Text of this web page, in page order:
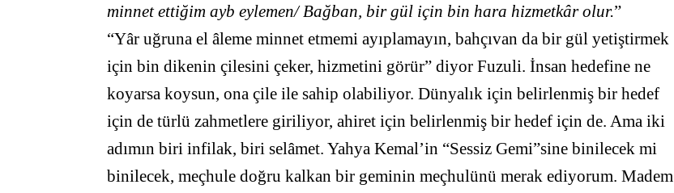
minnet ettiğim ayb eylemen/ Bağban, bir gül için bin hara hizmetkâr olur.”
“Yâr uğruna el âleme minnet etmemi ayıplamayın, bahçıvan da bir gül yetiştirmek
için bin dikenin çilesini çeker, hizmetini görür” diyor Fuzuli. İnsan hedefine ne
koyarsa koysun, ona çile ile sahip olabiliyor. Dünyalık için belirlenmiş bir hedef
için de türlü zahmetlere giriliyor, ahiret için belirlenmiş bir hedef için de. Ama iki
adımın biri infilak, biri selâmet. Yahya Kemal’in “Sessiz Gemi”sine binilecek mi
binilecek, meçhule doğru kalkan bir geminin meçhulünü merak ediyorum. Madem